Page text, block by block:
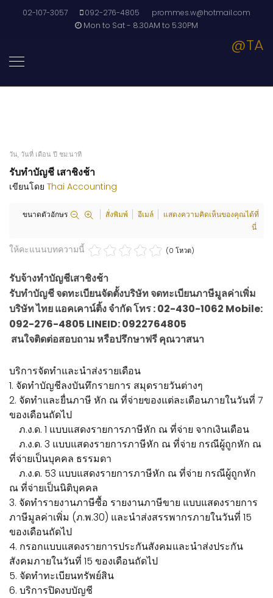
02-107-3057 092-276-4805
prommes.w@hotmail.com
Mon to Sat - 8.30AM to 5.30PM
@TA
วัน, วันที่ เดือน ปี ชม:นาที
รับทำบัญชี เสาชิงช้า
เขียนโดย Thai Accounting
ขนาดตัวอักษร สั่งพิมพ์ อีเมล์
แสดงความคิดเห็นของคุณได้ที่
นี่
ให้คะแนนบทความนี้ (0 โหวต)
รับจ้างทำบัญชีเสาชิงช้า
รับทำบัญชี จดทะเบียนจัดตั้งบริษัท จดทะเบียนภาษีมูลค่าเพิ่ม
บริษัท ไทย แอคเคาน์ติ้ง จำกัด โทร : 02-430-1062 Mobile:
092-276-4805 LINEID: 0922764805
สนใจติดต่อสอบถาม หรือปรึกษาฟรี คุณวาสนา
บริการจัดทำและนำส่งรายเดือน
1. จัดทำบัญชีลงบันทึกรายการ สมุดรายวันต่างๆ
2. จัดทำและยื่นภาษี หัก ณ ที่จ่ายของแต่ละเดือนภายในวันที่ 7
ของเดือนถัดไป
ภ.ง.ด. 1 แบบแสดงรายการภาษีหัก ณ ที่จ่าย จากเงินเดือน
ภ.ง.ด. 3 แบบแสดงรายการภาษีหัก ณ ที่จ่าย กรณีผู้ถูกหัก ณ
ที่จ่ายเป็นบุคคล ธรรมดา
ภ.ง.ด. 53 แบบแสดงรายการภาษีหัก ณ ที่จ่าย กรณีผู้ถูกหัก
ณ ที่จ่ายเป็นนิติบุคคล
3. จัดทำรายงานภาษีซื้อ รายงานภาษีขาย แบบแสดงรายการ
ภาษีมูลค่าเพิ่ม (ภ.พ.30) และนำส่งสรรพากรภายในวันที่ 15
ของเดือนถัดไป
4. กรอกแบบแสดงรายการประกันสังคมและนำส่งประกัน
สังคมภายในวันที่ 15 ของเดือนถัดไป
5. จัดทำทะเบียนทรัพย์สิน
6. บริการปิดงบบัญชี